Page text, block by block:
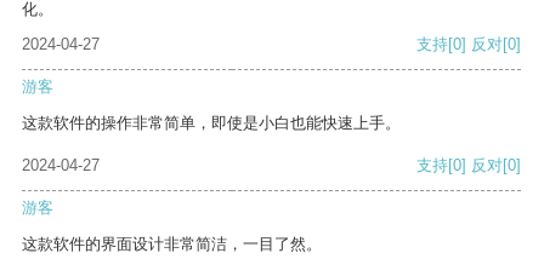
化。
2024-04-27
支持[0] 反对[0]
游客
这款软件的操作非常简单，即使是小白也能快速上手。
2024-04-27 支持[0] 反对[0]
游客
这款软件的界面设计非常简洁，一目了然。